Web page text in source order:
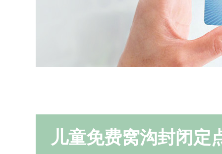
儿童免费窝沟封闭定